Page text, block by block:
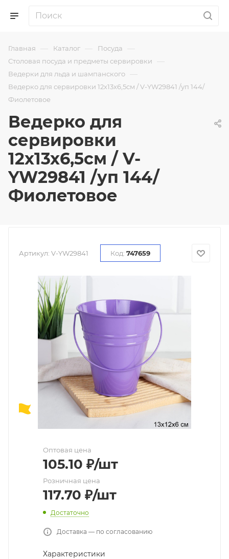
Главная — Каталог — Посуда —
Столовая посуда и предметы сервировки —
Ведерки для льда и шампанского —
Ведерко для сервировки 12х13х6,5см / V-YW29841 /уп 144/
Фиолетовое
Ведерко для
сервировки
12х13х6,5см / V-
YW29841 /уп 144/
Фиолетовое
Артикул: V-YW29841 Код: 747659
Оптовая цена
105.10 ₽/шт
Розничная цена
117.70 ₽/шт
Достаточно
Доставка — по согласованию
Характеристики